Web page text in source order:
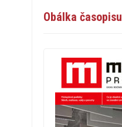
Obálka časopisu